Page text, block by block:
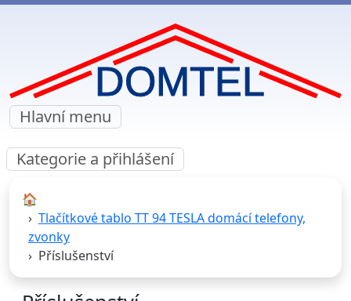
Hlavní menu
Kategorie a přihlášení
🏠︎
Tlačítkové tablo TT 94 TESLA domácí telefony,
zvonky
Příslušenství